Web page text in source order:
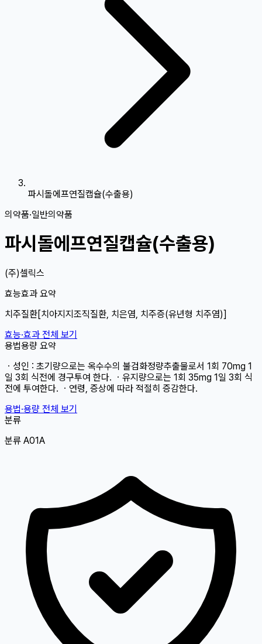
파시돌에프연질캡슐(수출용)
의약품·일반의약품
파시돌에프연질캡슐(수출용)
(주)셀릭스
효능효과 요약
치주질환[치아지지조직질환, 치은염, 치주증(유년형 치주염)]
효능·효과 전체 보기
용법용량 요약
ㆍ성인 : 초기량으로는 옥수수의 불검화정량추출물로서 1회 70mg 1
일 3회 식전에 경구투여 한다. ㆍ유지량으로는 1회 35mg 1일 3회 식
전에 투여한다. ㆍ연령, 증상에 따라 적절히 증감한다.
용법·용량 전체 보기
분류
분류 A01A